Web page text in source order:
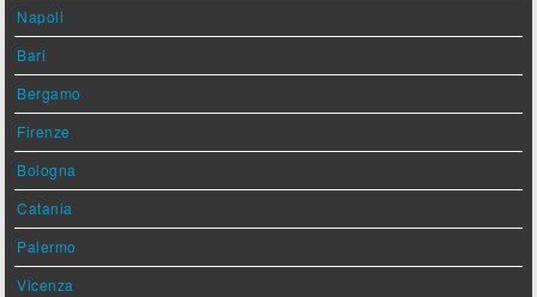
Napoli
Bari
Bergamo
Firenze
Bologna
Catania
Palermo
Vicenza